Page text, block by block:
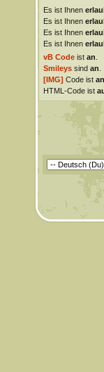
Es ist Ihnen
Es ist Ihnen
Es ist Ihnen
Es ist Ihnen
vB Codeist an
Smileyssind an
[IMG] Code ist an
HTML-Code ist